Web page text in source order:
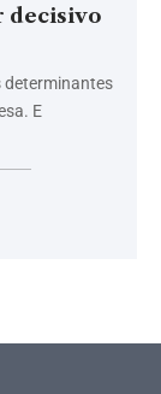
decisivo
determinantes
E